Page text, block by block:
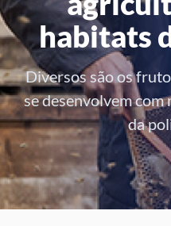
habitats
Diversos são os
se desenvolvem
da